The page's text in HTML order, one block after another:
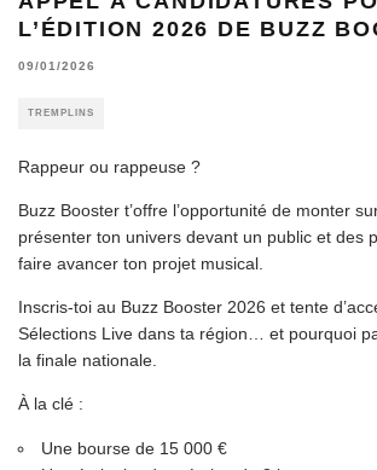
L’ÉDITION 2026 DE BUZZ
09/01/2026
TREMPLINS
Rappeur ou rappeuse ?
Buzz Booster t’offre l’opportunité de monter
présenter ton univers devant un public et des
faire avancer ton projet musical.
Inscris-toi au Buzz Booster 2026 et tente
Sélections Live dans ta région… et pourquoi
la finale nationale.
À la clé :
Une bourse de 15 000 €